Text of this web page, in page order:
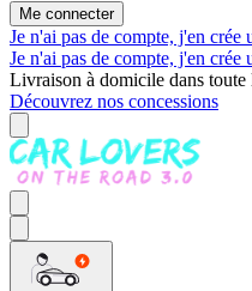
Me connecter
Je n'ai pas de compte, j'en crée
Je n'ai pas de compte, j'en crée
Livraison à domicile dans toute
Découvrez nos concessions